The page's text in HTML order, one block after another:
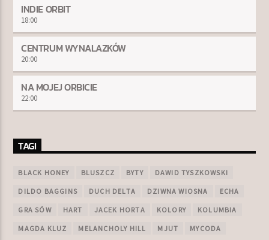
INDIE ORBIT
18:00
CENTRUM WYNALAZKÓW
20:00
NA MOJEJ ORBICIE
22:00
TAGI
BLACK HONEY BLUSZCZ BYTY DAWID TYSZKOWSKI
DILDO BAGGINS DUCH DELTA DZIWNA WIOSNA ECHA
GRA SÓW HART JACEK HORTA KOLORY KOLUMBIA
MAGDA KLUZ MELANCHOLY HILL MJUT MYCODA